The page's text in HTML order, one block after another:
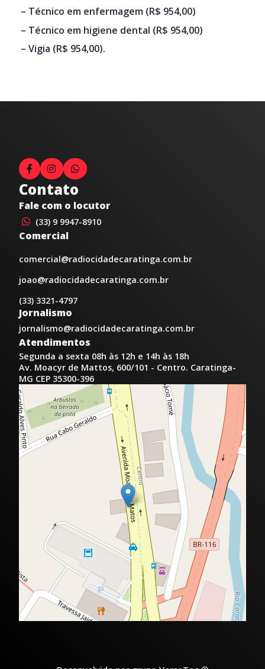
– Técnico em enfermagem (R$ 954,00)
– Técnico em higiene dental (R$ 954,00)
– Vigia (R$ 954,00).
Contato
Fale com o locutor
(33) 9 9947-8910
Comercial
comercial@radiocidadecaratinga.com.br
joao@radiocidadecaratinga.com.br
(33) 3321-4797
Jornalismo
jornalismo@radiocidadecaratinga.com.br
Atendimentos
Segunda a sexta 08h às 12h e 14h às 18h
Av. Moacyr de Mattos, 600/101 - Centro. Caratinga-
MG CEP 35300-396